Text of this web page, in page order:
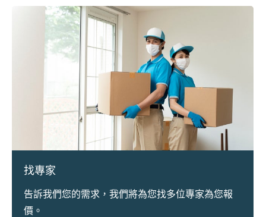
找專家
告訴我們您的需求，我們將為您找多位專家為您報
價。